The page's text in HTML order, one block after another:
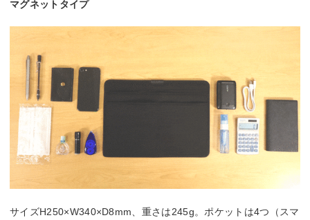
マグネットタイプ
サイズH250×W340×D8mm、重さは245g。ポケットは4つ（スマ